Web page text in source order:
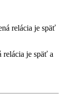
relácia je späť a